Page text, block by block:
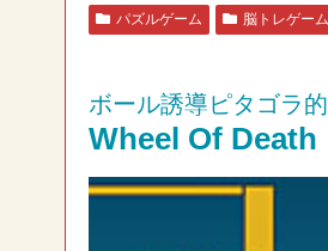
パズルゲーム 脳トレゲーム
ボール誘導ピタゴラ
Wheel Of Death